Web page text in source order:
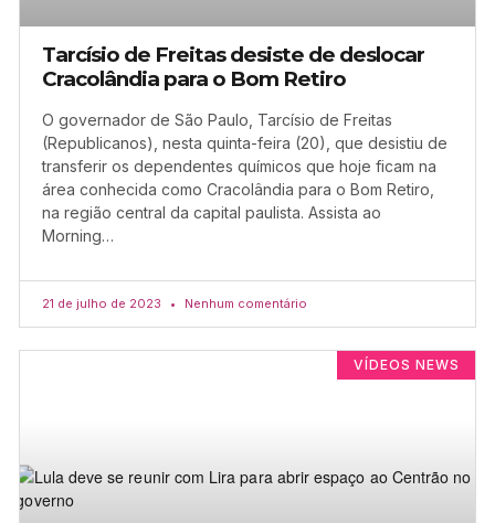
Tarcísio de Freitas desiste de deslocar
Cracolândia para o Bom Retiro
O governador de São Paulo, Tarcísio de Freitas
(Republicanos), nesta quinta-feira (20), que desistiu de
transferir os dependentes químicos que hoje ficam na
área conhecida como Cracolândia para o Bom Retiro,
na região central da capital paulista. Assista ao
Morning…
21 de julho de 2023 Nenhum comentário
VÍDEOS NEWS